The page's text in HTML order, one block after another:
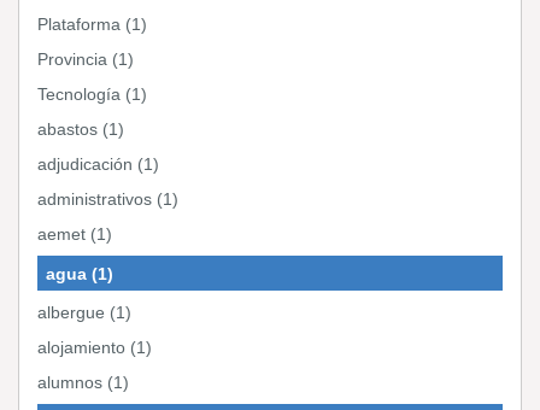
Plataforma (1)
Provincia (1)
Tecnología (1)
abastos (1)
adjudicación (1)
administrativos (1)
aemet (1)
agua (1)
albergue (1)
alojamiento (1)
alumnos (1)